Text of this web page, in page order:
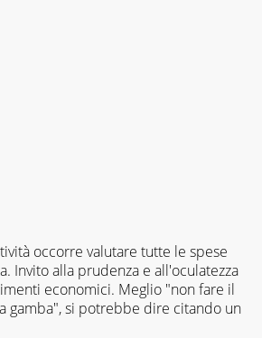
occorre valutare tutte le spese
Invito alla prudenza e all'oculatezza
economici. Meglio "non fare il
gamba", si potrebbe dire citando un